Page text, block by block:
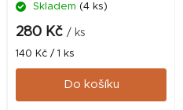
Skladem (4 ks)
280 Kč / ks
Měrná
cena:
140 Kč / 1 ks
Do košíku